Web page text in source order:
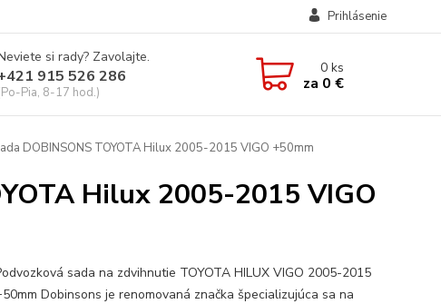
Prihlásenie
si rady? Zavolajte.
915 526 286
Pia, 8-17 hod.)
0ks
za 0 €
DOBINSONS TOYOTA Hilux 2005-2015 VIGO +50mm
Hilux 2005-2015 VIGO
sada na zdvihnutie TOYOTA HILUX VIGO 2005-2015
Dobinsons je renomovaná značka špecializujúca sa na